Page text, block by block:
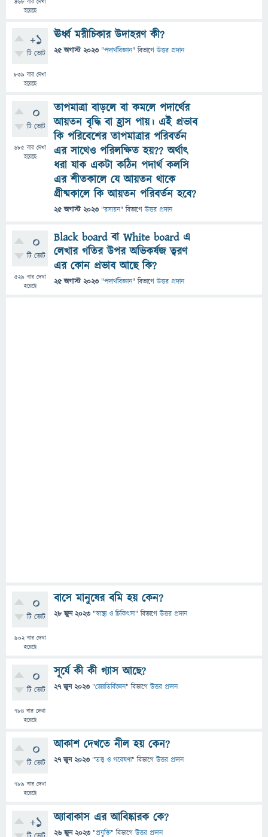
468বার দেখা
হয়েছে
+1
টি ভোট
839 বার দেখা
হয়েছে
ঊর্ধ্ব মরীচিকার উদাহরণ কী?
25 অগাস্ট 2023 "পদার্থবিজ্ঞান" বিভাগে উত্তর প্রদান
0
টি ভোট
685 বার দেখা
হয়েছে
তাপমাত্রা বাড়লে বা কমলে পদার্থের
আয়তন বৃদ্ধি বা হ্রাস পায়। এই প্রভাব
কি পরিবেশের তাপমাত্রার পরিবর্তন
এর সাথেও পরিলক্ষিত হয়?? অর্থাৎ
ধরা যাক একটা কঠিন পদার্থ কলসি
এর শীতকালে যে আয়তন থাকে
গ্রীষ্মকালে কি আয়তন পরিবর্তন হবে?
25 অগাস্ট 2023 "রসায়ন" বিভাগে উত্তর প্রদান
0
টি ভোট
529 বার দেখা
হয়েছে
Black board বা White board এ
লেখার গতির উপর অভিকর্ষজ ত্বরণ
এর কোন প্রভাব আছে কি?
25 অগাস্ট 2023 "পদার্থবিজ্ঞান" বিভাগে উত্তর প্রদান
0
টি ভোট
902বার দেখা
হয়েছে
বাসে মানুষের বমি হয় কেন?
28 জুন 2023 "স্বাস্থ্য ও চিকিৎসা" বিভাগে উত্তর প্রদান
0
টি ভোট
784 বার দেখা
হয়েছে
সূর্যে কী কী গ্যাস আছে?
27 জুন 2023 "জ্যোতির্বিজ্ঞান" বিভাগে উত্তর প্রদান
0
টি ভোট
789 বার দেখা
হয়েছে
আকাশ দেখতে নীল হয় কেন?
27 জুন 2023 "তত্ত্ব ও গবেষণা" বিভাগে উত্তর প্রদান
+1 অ্যাবাকাস এর আবিষ্কারক কে?
26 জুন 2023 "প্রযুক্তি" বিভাগে উত্তর প্রদান